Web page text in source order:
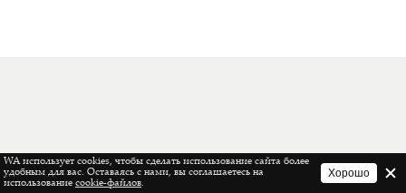
WA использует cookies, чтобы сделать использование сайта более
удобным для вас. Оставаясь с нами, вы соглашаетесь на
использование cookie-файлов.
Хорошо